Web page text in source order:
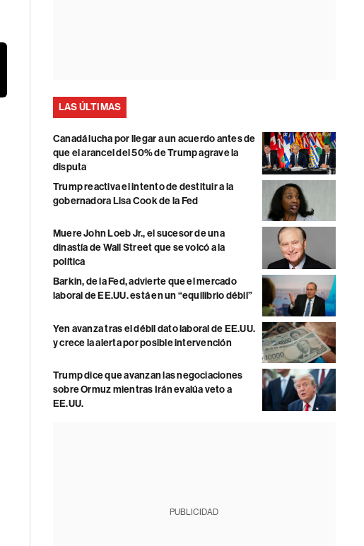
LAS ÚLTIMAS
Canadá lucha por llegar a un acuerdo antes de
que el arancel del 50% de Trump agrave la
disputa
Trump reactiva el intento de destituir a la
gobernadora Lisa Cook de la Fed
Muere John Loeb Jr., el sucesor de una
dinastía de Wall Street que se volcó a la
política
Barkin, de la Fed, advierte que el mercado
laboral de EE.UU. está en un “equilibrio débil”
Yen avanza tras el débil dato laboral de EE.UU.
y crece la alerta por posible intervención
Trump dice que avanzan las negociaciones
sobre Ormuz mientras Irán evalúa veto a
EE.UU.
PUBLICIDAD